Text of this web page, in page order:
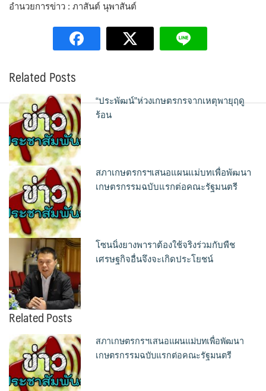
อำนวยการข่าว : ภาสันต์ นุพาสันต์
Related Posts
“ประพัฒน์”ห่วงเกษตรกรจากเหตุพายุฤดู
ร้อน
สภาเกษตรกรฯเสนอแผนแม่บทเพื่อพัฒนา
เกษตรกรรมฉบับแรกต่อคณะรัฐมนตรี
โซนนิ่งยางพาราต้องใช้จริงร่วมกับพืช
เศรษฐกิจอื่นจึงจะเกิดประโยชน์
Related Posts
สภาเกษตรกรฯเสนอแผนแม่บทเพื่อพัฒนา
เกษตรกรรมฉบับแรกต่อคณะรัฐมนตรี